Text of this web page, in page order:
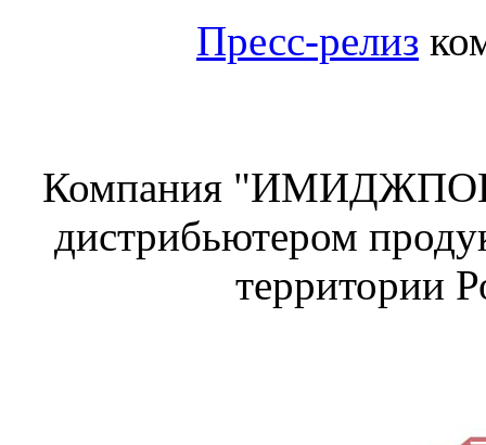
Пресс-релиз
Компания
дистрибьютером
территории